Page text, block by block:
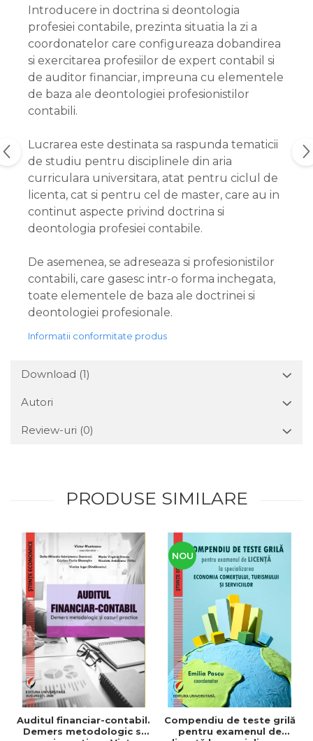
Introducere in doctrina si deontologia
profesiei contabile, prezinta situatia la zi a
coordonatelor care configureaza dobandirea
si exercitarea profesiilor de expert contabil si
de auditor financiar, impreuna cu elementele
de baza ale deontologiei profesionistilor
contabili.
Lucrarea este destinata sa raspunda tematicii
de studiu pentru disciplinele din aria
curriculara universitara, atat pentru ciclul de
licenta, cat si pentru cel de master, care au in
continut aspecte privind doctrina si
deontologia profesiei contabile.
De asemenea, se adreseaza si profesionistilor
contabili, care gasesc intr-o forma inchegata,
toate elementele de baza ale doctrinei si
deontologiei profesionale.
Informatii conformitate produs
Download (1)
Autori
Review-uri (0)
PRODUSE SIMILARE
Auditul financiar-contabil.
Demers metodologic si
NOU
Compendiu de teste grilă
pentru examenul de